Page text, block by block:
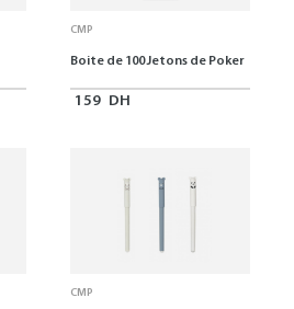
CMP
Boite de 100 Jetons de Poker
159 DH
CMP